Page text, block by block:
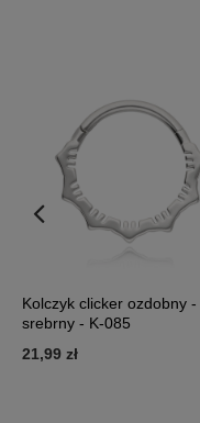
Kolczyk clicker ozdobny -
srebrny - K-085
21,99 zł